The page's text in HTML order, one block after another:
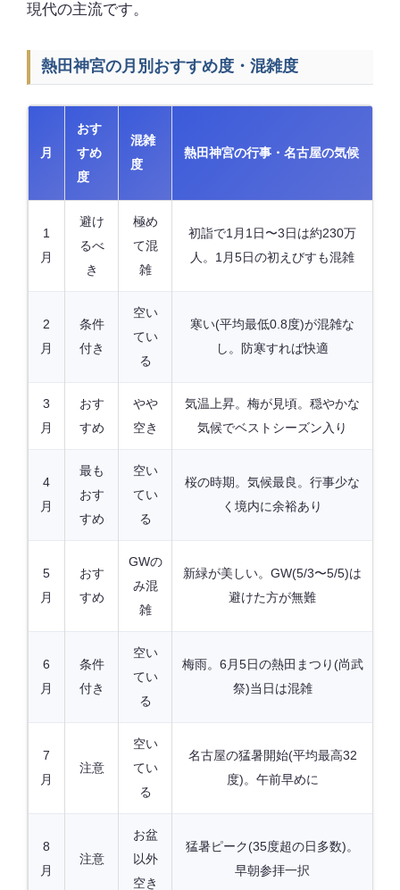
現代の主流です。
熱田神宮の月別おすすめ度・混雑度
月
おす
すめ
度
混雑
度
熱田神宮の行事・名古屋の気候
1
月
避け
るべ
き
極め
て混
雑
初詣で1月1日〜3日は約230万
人。1月5日の初えびすも混雑
2
月
条件
付き
空い
てい
る
寒い(平均最低0.8度)が混雑な
し。防寒すれば快適
3
月
おす
すめ
やや
空き
気温上昇。梅が見頃。穏やかな
気候でベストシーズン入り
4
月
最も
おす
すめ
空い
てい
る
桜の時期。気候最良。行事少な
く境内に余裕あり
5
月
おす
すめ
GWの
み混
雑
新緑が美しい。GW(5/3〜5/5)は
避けた方が無難
6
月
条件
付き
空い
てい
る
梅雨。6月5日の熱田まつり(尚武
祭)当日は混雑
7
月
注意
空い
てい
る
名古屋の猛暑開始(平均最高32
度)。午前早めに
8
月
注意
お盆
以外
空き
猛暑ピーク(35度超の日多数)。
早朝参拝一択